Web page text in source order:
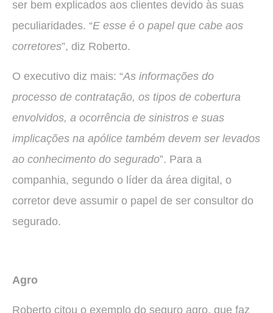
ser bem explicados aos clientes devido às suas
peculiaridades. “E esse é o papel que cabe aos
corretores”, diz Roberto.
O executivo diz mais: “As informações do
processo de contratação, os tipos de cobertura
envolvidos, a ocorrência de sinistros e suas
implicações na apólice também devem ser levados
ao conhecimento do segurado”. Para a
companhia, segundo o líder da área digital, o
corretor deve assumir o papel de ser consultor do
segurado.
Agro
Roberto citou o exemplo do seguro agro, que faz